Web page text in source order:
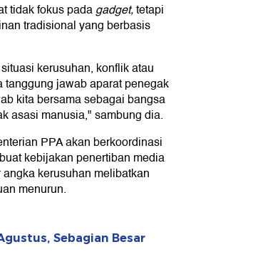
tidak fokus padagadget,tetapi
tradisional yang berbasis
kerusuhan, konflik atau
jawab aparat penegak
kita bersama sebagai bangsa
asasi manusia," sambung dia.
PPA akan berkoordinasi
kebijakan penertiban media
kerusuhan melibatkan
menurun.
Sebagian Besar